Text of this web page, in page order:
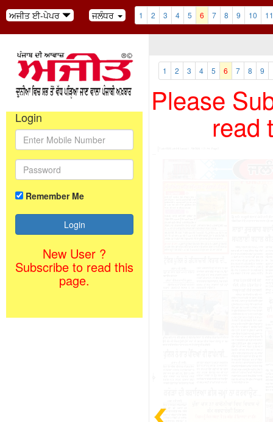
ਅਜੀਤ ਈ-ਪੇਪਰ ਜਲੰਧਰ 1 2 3 4 5 6 7 8 9 10 11
Login
Remember Me
New User ?
Subscribe to read this
page.
1 2 3 4 5 6 7 8 9
Please
read